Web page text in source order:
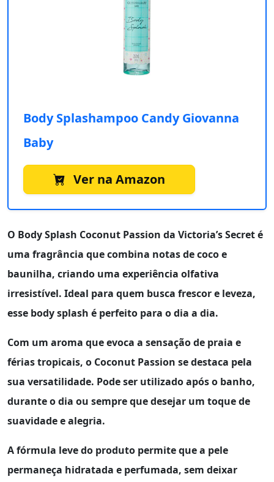
Body Splashampoo Candy Giovanna
Baby
Ver na Amazon
O Body Splash Coconut Passion da Victoria’s Secreté
uma fragrância que combina notas de coco e
baunilha, criando uma experiência olfativa
irresistível. Ideal para quem busca frescor e leveza,
esse body splash é perfeito para o dia a dia.
Com um aroma que evoca a sensação de praia e
férias tropicais, o Coconut Passion se destaca pela
sua versatilidade. Pode ser utilizado após o banho,
durante o dia ou sempre que desejar um toque de
suavidade e alegria.
A fórmula leve do produto permite que a pele
permaneça hidratada e perfumada, sem deixar